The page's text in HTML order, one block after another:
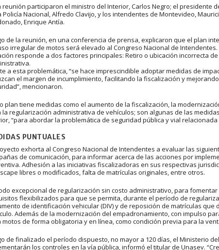
reunión participaron el ministro del Interior, Carlos Negro; el presidente
Policía Nacional, Alfredo Clavijo, y los intendentes de Montevideo,
Enrique Antía.
de la reunión, en una conferencia de prensa, explicaron que el plan
irregular de motos será elevado al Congreso Nacional de
responde a dos factores principales: Retiro o ubicación incorrecta
a esta problemática, “se hace imprescindible adoptar medidas de
el margen de incumplimiento, facilitando la fiscalización y
mencionaron.
plan tiene medidas como el aumento de la fiscalización, la
la regularización administrativa de vehículos; son algunas de las
“para abordar la problemática de seguridad pública y vial
PUNTUALES
exhorta al Congreso Nacional de Intendentes a evaluar las
de comunicación, para informar acerca de las acciones por
Adhesión a las iniciativas fiscalizadoras en sus respectivas
libres o modificados, falta de matrículas originales, entre otros.
excepcional de regularización sin costo administrativo, para
flexibilizados para que se permita, durante el período de
de identificación vehicular (DIV) y de reposición de matrículas
Además de la modernización del empadronamiento, con impulso
motos de forma obligatoria y en línea, como condición previa para la
de finalizado el período dispuesto, no mayor a 120 días, el Ministerio
los controles en la vía pública, informó el titular de Unasev.